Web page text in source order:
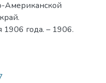
Американской
года. – 1906.